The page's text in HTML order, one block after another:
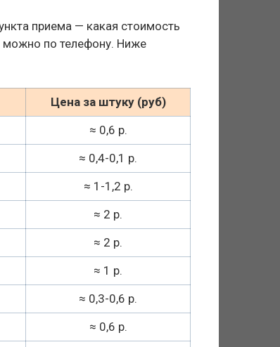
приема — какая стоимость
можно по телефону. Ниже
Цена за штуку (руб)
≈ 0,6 р.
≈ 0,4-0,1 р.
≈ 1-1,2 р.
≈ 2 р.
≈ 2 р.
≈ 1 р.
≈ 0,3-0,6 р.
≈ 0,6 р.